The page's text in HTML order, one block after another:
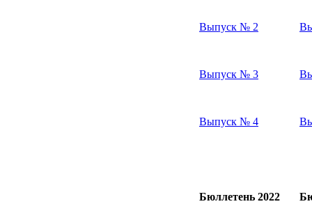
Выпуск № 2
Выпуск № 3
Выпуск № 4
Бюллетень 2022